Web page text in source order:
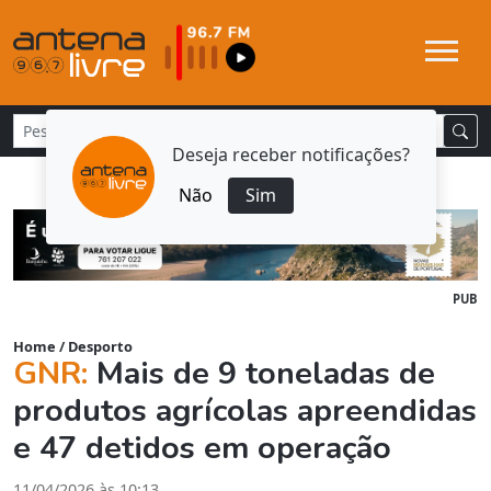
Deseja receber notificações?
Não
Sim
PUB
Home / Desporto
GNR: Mais de 9 toneladas de
produtos agrícolas apreendidas
e 47 detidos em operação